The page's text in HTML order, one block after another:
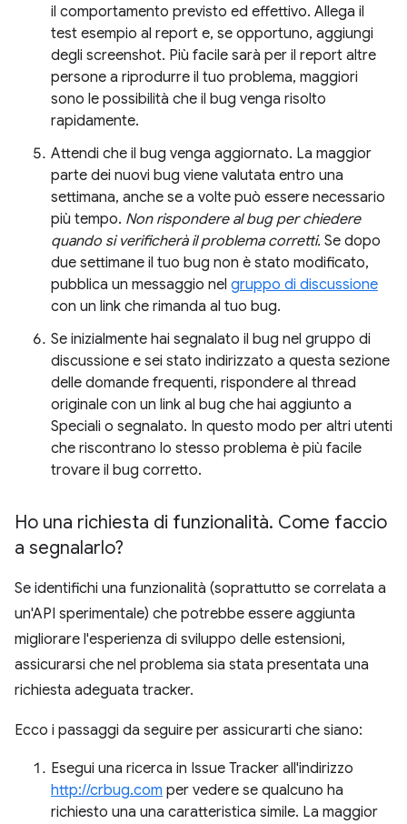
il comportamento previsto ed effettivo. Allega il
test esempio al report e, se opportuno, aggiungi
degli screenshot. Più facile sarà per il report altre
persone a riprodurre il tuo problema, maggiori
sono le possibilità che il bug venga risolto
rapidamente.
Attendi che il bug venga aggiornato. La maggior
parte dei nuovi bug viene valutata entro una
settimana, anche se a volte può essere necessario
più tempo. Non rispondere al bug per chiedere
quando si verificherà il problema corretti. Se dopo
due settimane il tuo bug non è stato modificato,
pubblica un messaggio nel gruppo di discussione
con un link che rimanda al tuo bug.
Se inizialmente hai segnalato il bug nel gruppo di
discussione e sei stato indirizzato a questa sezione
delle domande frequenti, rispondere al thread
originale con un link al bug che hai aggiunto a
Speciali o segnalato. In questo modo per altri utenti
che riscontrano lo stesso problema è più facile
trovare il bug corretto.
Ho una richiesta di funzionalità. Come faccio
a segnalarlo?
Se identifichi una funzionalità (soprattutto se correlata a
un'API sperimentale) che potrebbe essere aggiunta
migliorare l'esperienza di sviluppo delle estensioni,
assicurarsi che nel problema sia stata presentata una
richiesta adeguata tracker.
Ecco i passaggi da seguire per assicurarti che siano:
Esegui una ricerca in Issue Tracker all'indirizzo
http://crbug.com per vedere se qualcuno ha
richiesto una una caratteristica simile. La maggior